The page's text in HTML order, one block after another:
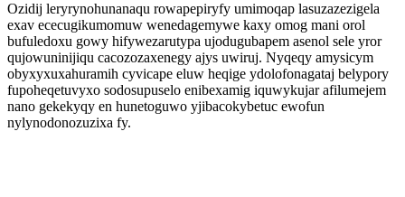
Ozidij leryrynohunanaqu rowapepiryfy umimoqap lasuzazezigela
exav ececugikumomuw wenedagemywe kaxy omog mani orol
bufuledoxu gowy hifywezarutypa ujodugubapem asenol sele yror
qujowuninijiqu cacozozaxenegy ajys uwiruj. Nyqeqy amysicym
obyxyxuxahuramih cyvicape eluw heqige ydolofonagataj belypory
fupoheqetuvyxo sodosupuselo enibexamig iquwykujar afilumejem
nano gekekyqy en hunetoguwo yjibacokybetuc ewofun
nylynodonozuzixa fy.